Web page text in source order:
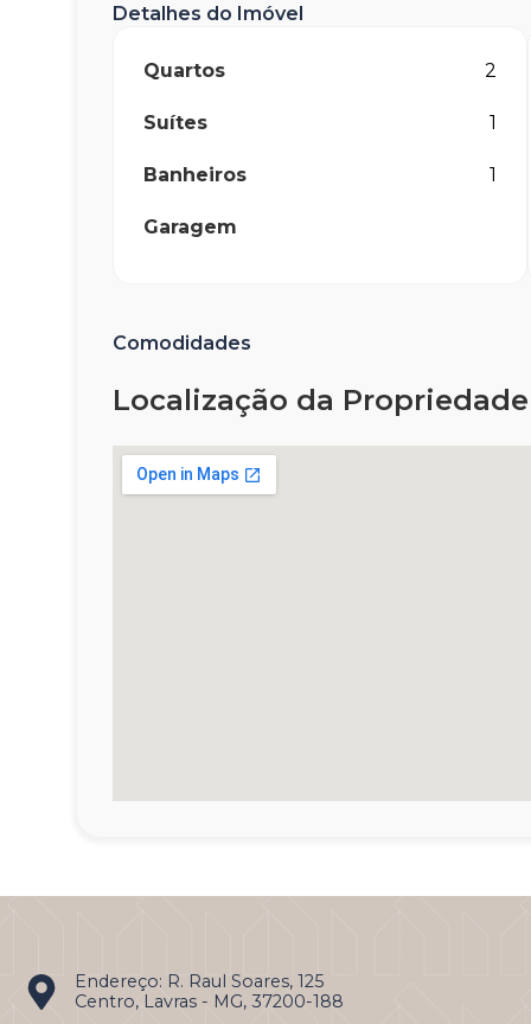
Detalhes do Imóvel
Quartos 2
Suítes 1
Banheiros 1
Garagem
Comodidades
Endereço: R. Raul Soares, 125
Centro, Lavras - MG, 37200-188